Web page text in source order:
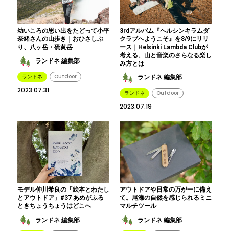
幼いころの思い出をたどって小平
奈緒さんの山歩き｜おひさしぶ
り、八ヶ岳・硫黄岳
ランドネ 編集部
ランドネ Outdoor
2023.07.31
3rdアルバム『ヘルシンキラムダ
クラブへようこそ』を8/9にリリ
ース｜Helsinki Lambda Clubが
考える、山と音楽のさらなる楽し
み方とは
ランドネ 編集部
ランドネ Outdoor
2023.07.19
モデル仲川希良の「絵本とわたし
とアウトドア」#37 あめがふる
ときちょうちょうはどこへ
ランドネ 編集部
アウトドアや日常の万が一に備え
て。尾瀬の自然を感じられるミニ
マルチツール
ランドネ 編集部